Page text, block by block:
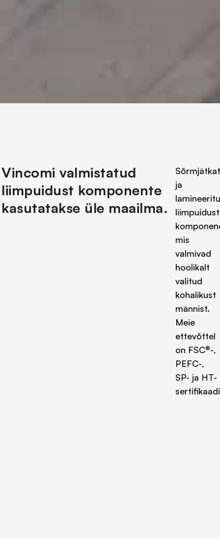
Vincomi valmistatud
liimpuidust komponente
kasutatakse üle maailma.
ja
liimpuidust
mis
valmivad
hoolikalt
valitud
kohalikust
männist.
Meie
ettevõttel
on FSC®-,
PEFC-,
SP- ja HT-